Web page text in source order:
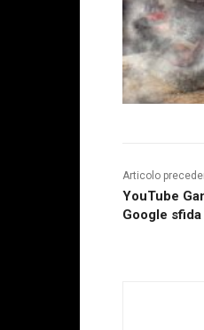
Articolo
YouTube
Google